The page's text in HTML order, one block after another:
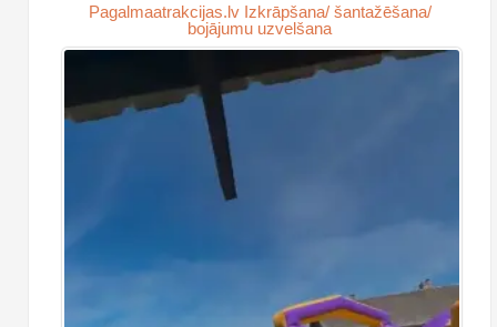
Pagalmaatrakcijas.lv Izkrāpšana/ šantažēšana/
bojājumu uzvelšana